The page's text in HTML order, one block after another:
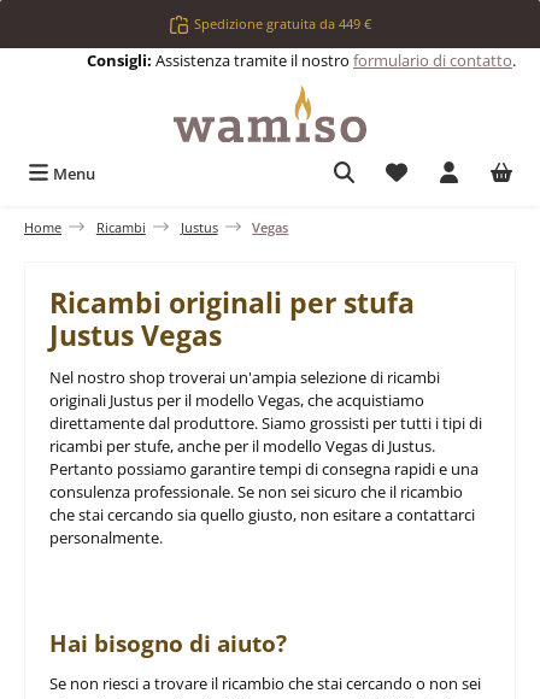
Passa al contenuto principaleSpedizione gratuita da 449 €
Consigli: Assistenza tramite il nostro formulario di contatto.
Menu Hai 0 articoli
Home Ricambi Justus Vegas
Ricambi originali per stufa
Justus Vegas
Nel nostro shop troverai un'ampia selezione di ricambi
originali Justus per il modello Vegas, che acquistiamo
direttamente dal produttore. Siamo grossisti per tutti i tipi di
ricambi per stufe, anche per il modello Vegas di Justus.
Pertanto possiamo garantire tempi di consegna rapidi e una
consulenza professionale. Se non sei sicuro che il ricambio
che stai cercando sia quello giusto, non esitare a contattarci
personalmente.
Hai bisogno di aiuto?
Se non riesci a trovare il ricambio che stai cercando o non sei